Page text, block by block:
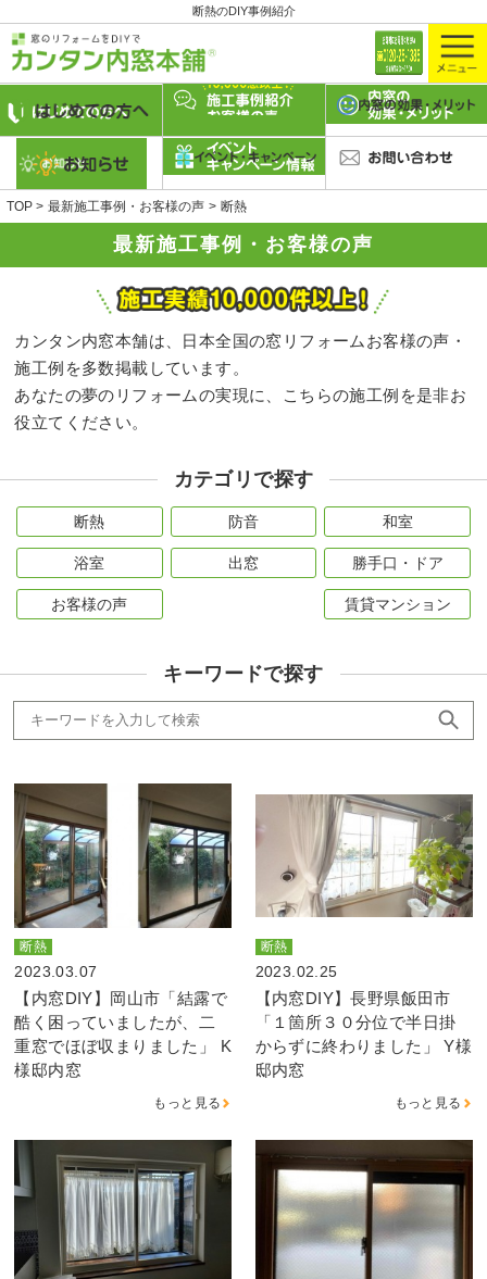
断熱のDIY事例紹介
最新施工事例・お客様の声
TOP 最新施工事例・お客様の声 断熱
カンタン内窓本舗は、日本全国の窓リフォームお客様の声・
施工例を多数掲載しています。
あなたの夢のリフォームの実現に、こちらの施工例を是非お
役立てください。
カテゴリで探す
断熱 防音 和室
浴室 出窓 勝手口・ドア
お客様の声 賃貸マンション
キーワードで探す
断熱
2023.03.07
【内窓DIY】岡山市「結露で
酷く困っていましたが、二
重窓でほぼ収まりました」 K
様邸内窓
もっと見る
断熱
2023.02.25
【内窓DIY】長野県飯田市
「１箇所３０分位で半日掛
からずに終わりました」 Y様
邸内窓
もっと見る